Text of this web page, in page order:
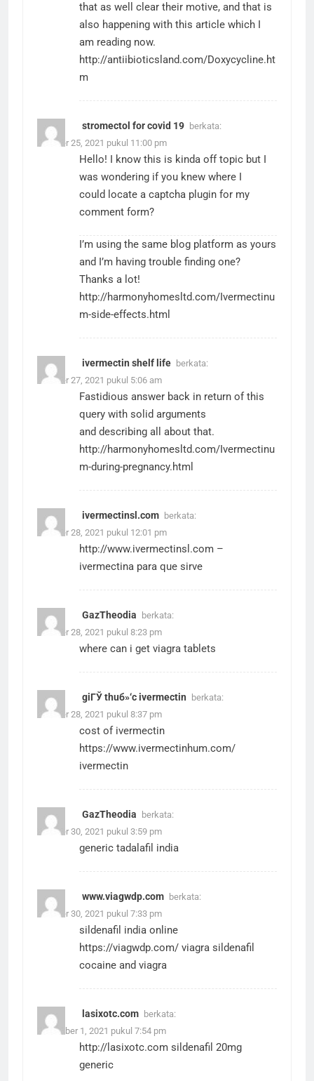
that as well clear their motive, and that is
also happening with this article which I
am reading now.
http://antiibioticsland.com/Doxycycline.ht
m
stromectol for covid 19 berkata:
Oktober 25, 2021 pukul 11:00 pm
Hello! I know this is kinda off topic but I
was wondering if you knew where I
could locate a captcha plugin for my
comment form?
I’m using the same blog platform as yours
and I’m having trouble finding one?
Thanks a lot!
http://harmonyhomesltd.com/Ivermectinu
m-side-effects.html
ivermectin shelf life berkata:
Oktober 27, 2021 pukul 5:06 am
Fastidious answer back in return of this
query with solid arguments
and describing all about that.
http://harmonyhomesltd.com/Ivermectinu
m-during-pregnancy.html
ivermectinsl.com berkata:
Oktober 28, 2021 pukul 12:01 pm
http://www.ivermectinsl.com –
ivermectina para que sirve
GazTheodia
berkata:
Oktober 28, 2021 pukul 8:23 pm
where can i get viagra tablets
giГЎ thuб»‘c ivermectin
berkata:
Oktober 28, 2021 pukul 8:37 pm
cost of ivermectin
https://www.ivermectinhum.com/
ivermectin
GazTheodia
berkata:
Oktober 30, 2021 pukul 3:59 pm
generic tadalafil india
www.viagwdp.com berkata:
Oktober 30, 2021 pukul 7:33 pm
sildenafil india online
https://viagwdp.com/ viagra sildenafil
cocaine and viagra
lasixotc.com berkata:
November 1, 2021 pukul 7:54 pm
http://lasixotc.com sildenafil 20mg
generic